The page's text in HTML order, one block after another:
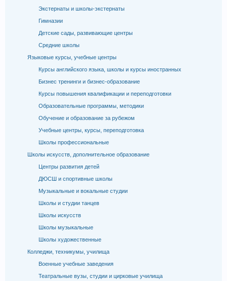
Экстернаты и школы-экстернаты
Гимназии
Детские сады, развивающие центры
Средние школы
Языковые курсы, учебные центры
Курсы английского языка, школы и курсы иностранных
Бизнес тренинги и бизнес-образование
Курсы повышения квалификации и переподготовки
Образовательные программы, методики
Обучение и образование за рубежом
Учебные центры, курсы, переподготовка
Школы профессиональные
Школы искусств, дополнительное образование
Центры развития детей
ДЮСШ и спортивные школы
Музыкальные и вокальные студии
Школы и студии танцев
Школы искусств
Школы музыкальные
Школы художественные
Колледжи, техникумы, училища
Военные учебные заведения
Театральные вузы, студии и цирковые училища